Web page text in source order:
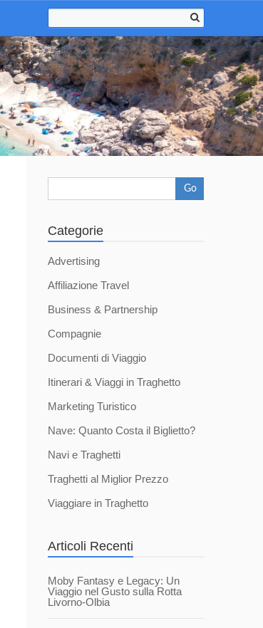
Go
Categorie
Advertising
Affiliazione Travel
Business & Partnership
Compagnie
Documenti di Viaggio
Itinerari & Viaggi in Traghetto
Marketing Turistico
Nave: Quanto Costa il Biglietto?
Navi e Traghetti
Traghetti al Miglior Prezzo
Viaggiare in Traghetto
Articoli Recenti
Moby Fantasy e Legacy: Un
Viaggio nel Gusto sulla Rotta
Livorno-Olbia